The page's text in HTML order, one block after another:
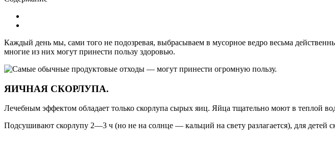
Каждый день мы, сами того не подозревая, выбрасываем в мусорное ведро весьма
многие из них могут принести пользу здоровью.
ЯИЧНАЯ СКОРЛУПА.
Лечебным эффектом обладает только скорлупа сырых яиц. Яйца тщательно моют в теплой
Подсушивают скорлупу 2—3 ч (но не на солнце — кальций на свету разлагается), для детей